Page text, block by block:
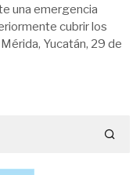
una emergencia
cubrir los
Yucatán, 29 de